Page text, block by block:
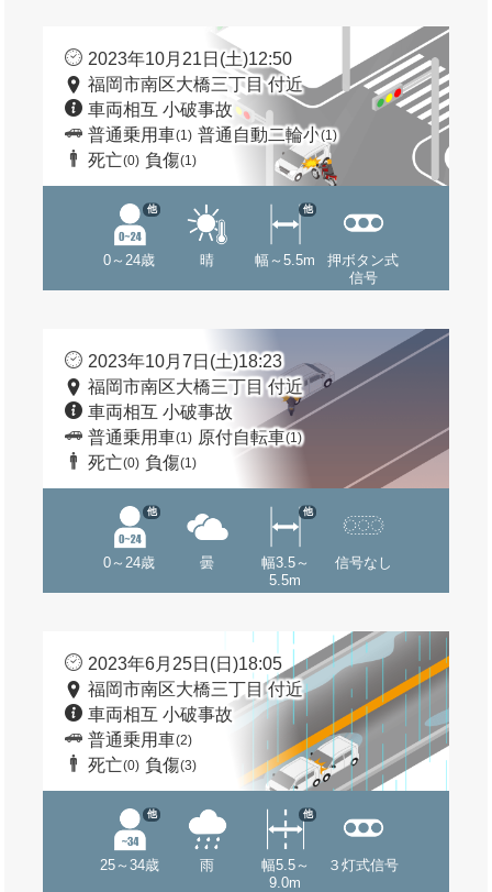
2023年10月21日(土)12:50
福岡市南区大橋三丁目 付近
車両相互 小破事故
普通乗用車(1) 普通自動二輪小(1)
死亡(0) 負傷(1)
0～24歳
他
晴 幅～5.5m
他
押ボタン式
信号
2023年10月7日(土)18:23
福岡市南区大橋三丁目 付近
車両相互 小破事故
普通乗用車(1) 原付自転車(1)
死亡(0) 負傷(1)
0～24歳
他
曇
幅3.5～
5.5m
他
信号なし
2023年6月25日(日)18:05
福岡市南区大橋三丁目 付近
車両相互 小破事故
普通乗用車(2)
死亡(0) 負傷(3)
25～34歳
他
雨
幅5.5～
9.0m
他
３灯式信号